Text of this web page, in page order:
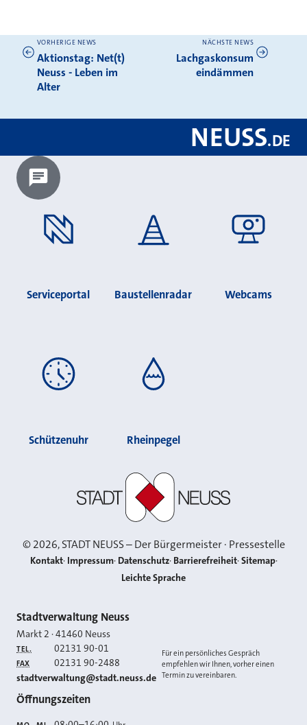
Weitere News
VORHERIGE NEWS
Aktionstag: Net(t)
Neuss - Leben im
Alter
NÄCHSTE NEWS
Lachgaskonsum
eindämmen
NEUSS.DE
Chatbot laden?
Serviceportal Baustellenradar Webcams
Schützenuhr Rheinpegel
©2026, STADT NEUSS – Der Bürgermeister · Pressestelle
Kontakt Impressum Datenschutz Barrierefreiheit Sitemap
Leichte Sprache
Kontakt
Stadtverwaltung Neuss
Markt 2 ·41460 Neuss
TEL. 02131 90-01
FAX 02131 90-2488
E-MAIL
stadtverwaltung@stadt.neuss.de
Für ein persönliches Gespräch
empfehlen wir Ihnen, vorher einen
Termin zu vereinbaren.
Öffnungszeiten